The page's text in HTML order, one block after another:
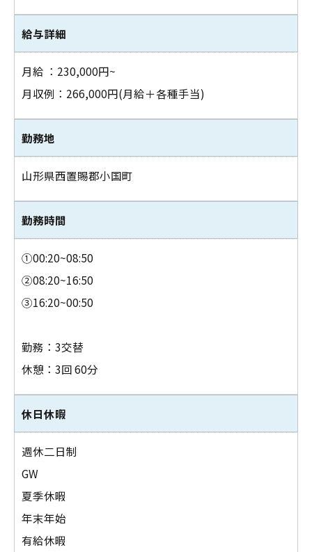
給与詳細
月給 ：230,000円~
月収例：266,000円(月給＋各種手当)
勤務地
山形県西置賜郡小国町
勤務時間
①00:20~08:50
②08:20~16:50
③16:20~00:50
勤務：3交替
休憩：3回 60分
休日休暇
週休二日制
GW
夏季休暇
年末年始
有給休暇